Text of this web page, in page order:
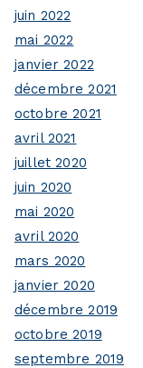
juin 2022
mai 2022
janvier 2022
décembre 2021
octobre 2021
avril 2021
juillet 2020
juin 2020
mai 2020
avril 2020
mars 2020
janvier 2020
décembre 2019
octobre 2019
septembre 2019